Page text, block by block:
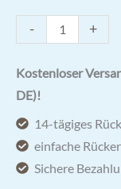
-
Pio
Faltblatt
+
Kostenloser
DE)!
14-tägiges
einfache
Sichere